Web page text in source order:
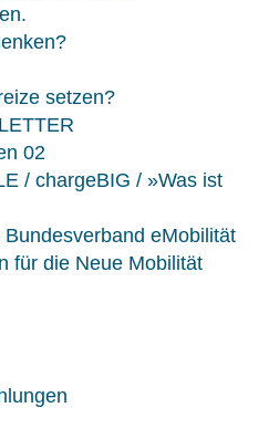
setzen?
02
/ chargeBIG / »Was ist
eMobilität
für die Neue Mobilität